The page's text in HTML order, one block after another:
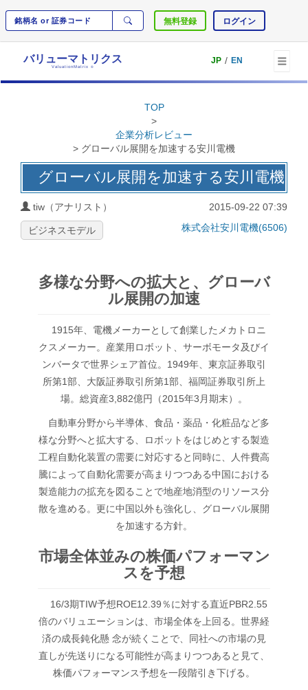
無料登録 ログイン
バリューマトリクス
ValuationMatrix ®
JP / EN
TOP
>
企業分析レビュー
> グローバル展開を加速する安川電機
グローバル展開を加速する安川電機
tiw（アナリスト） 2015-09-22 07:39
ビジネスモデル 株式会社安川電機(6506)
多様な分野への拡大と、グローバ
ル展開の加速
1915年、電機メーカーとして創業したメカトロニ
クスメーカー。産業用ロボット、サーボモータ及びイ
ンバータで世界シェア首位。1949年、東京証券取引
所第1部、大阪証券取引所第1部、福岡証券取引所上
場。総資産3,882億円（2015年3月期末）。
自動車分野から半導体、食品・薬品・化粧品など多
様な分野へと拡大する、ロボットをはじめとする製造
工程自動化装置の需要に対応すると同時に、人件費高
騰によって自動化需要が高まりつつある中国における
製造能力の拡充を図ることで地産地消型のリソース分
散を進める。更に中国以外も強化し、グローバル展開
を加速する方針。
市場全体並みの株価パフォーマン
スを予想
16/3期TIW予想ROE12.39％に対する直近PBR2.55
倍のバリュエーションは、市場全体を上回る。世界経
済の成長鈍化懸 念が続くことで、同社への市場の見
直しが先送りになる可能性が高まりつつあると見て、
株価パフォーマンス予想を一段階引き下げる。